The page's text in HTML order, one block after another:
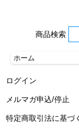
商品検索
ホーム
ログイン
メルマガ申込/停止
特定商取引法に基づ